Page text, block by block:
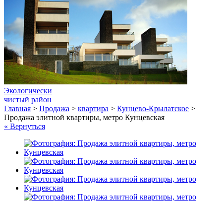
Экологически
чистый район
Главная > Продажа > квартира > Кунцево-Крылатское >
Продажа элитной квартиры, метро Кунцевская
« Вернуться